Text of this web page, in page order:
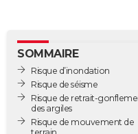
GUIDES D'ACHAT
BONS PLANS
CARTE DE VOEUX
Carte de Noël
Carte Bonne année
Carte Saint-Valentin
Carte Pâques
Carte d'anniversaire
DICTIONNAIRE
SOMMAIRE
Risque d’inondation
Risque de séisme
Risque de retrait-
des argiles
Risque de mouvement de